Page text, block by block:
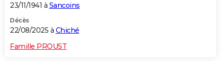
23/11/1941 à Sancoins
Décès
22/08/2025 à Chiché
Famille PROUST